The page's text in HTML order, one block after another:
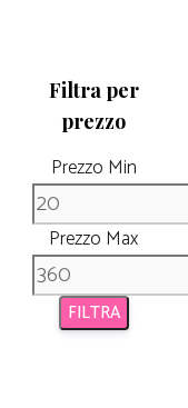
Filtra per
prezzo
Prezzo Min
Prezzo Max
FILTRA